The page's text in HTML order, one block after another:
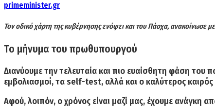
primeminister.gr
Τον οδικό χάρτη της κυβέρνησης ενόψει και του Πάσχα, ανακοίνωσε
Το μήνυμα του πρωθυπουργού
Διανύουμε την τελευταία και πιο ευαίσθητη φάση του
εμβολιασμοί, τα self-test, αλλά και ο καλύτερος
Αφού, λοιπόν, ο χρόνος είναι μαζί μας, έχουμε ανάγκη